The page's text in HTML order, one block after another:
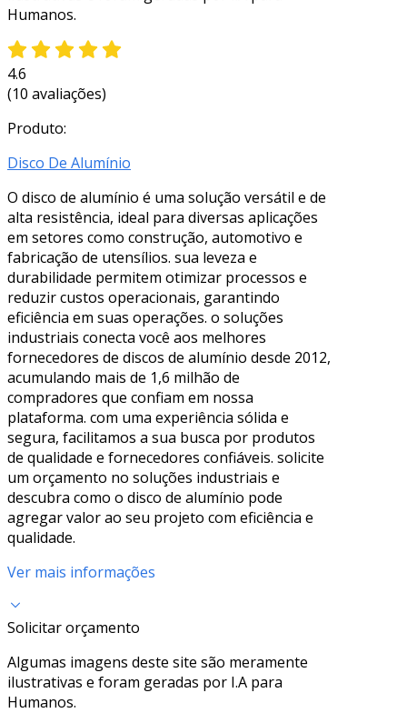
Humanos.
4.6
(10 avaliações)
Produto:
Disco De Alumínio
O disco de alumínio é uma solução versátil e de
alta resistência, ideal para diversas aplicações
em setores como construção, automotivo e
fabricação de utensílios. sua leveza e
durabilidade permitem otimizar processos e
reduzir custos operacionais, garantindo
eficiência em suas operações. o soluções
industriais conecta você aos melhores
fornecedores de discos de alumínio desde 2012,
acumulando mais de 1,6 milhão de
compradores que confiam em nossa
plataforma. com uma experiência sólida e
segura, facilitamos a sua busca por produtos
de qualidade e fornecedores confiáveis. solicite
um orçamento no soluções industriais e
descubra como o disco de alumínio pode
agregar valor ao seu projeto com eficiência e
qualidade.
Ver mais informações
Solicitar orçamento
Algumas imagens deste site são meramente
ilustrativas e foram geradas por I.A para
Humanos.